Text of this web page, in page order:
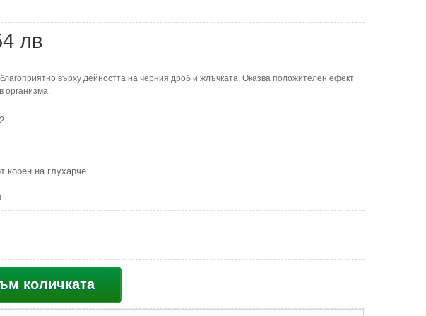
лв
върху дейността на черния дроб и жлъчката. Оказва положителен ефект
организма.
корен на глухарче
количката